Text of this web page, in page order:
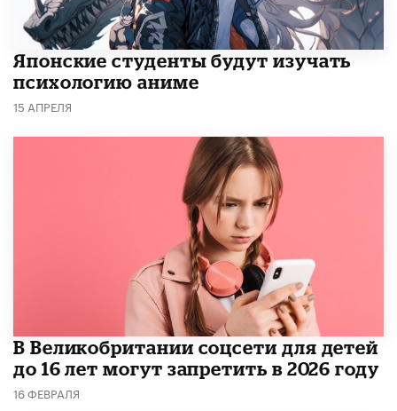
Японские студенты будут изучать
психологию аниме
15 АПРЕЛЯ
В Великобритании соцсети для детей
до 16 лет могут запретить в 2026 году
16 ФЕВРАЛЯ